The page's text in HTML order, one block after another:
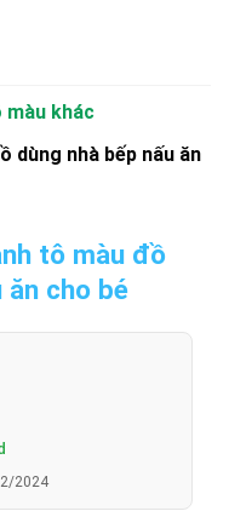
màu khác
dùng nhà bếp nấu ăn
tô màu đồ
ăn cho bé
2024